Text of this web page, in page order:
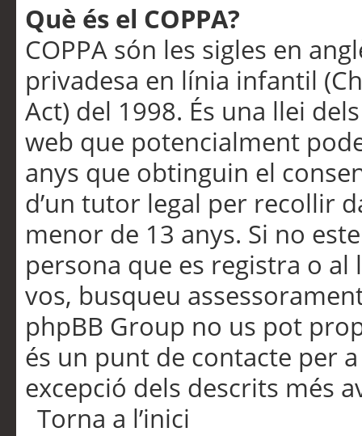
Què és el COPPA?
COPPA són les sigles en
privadesa en línia infantil
Act) del 1998. És una llei
web que potencialment
anys que obtinguin el
d’un tutor legal per recollir
menor de 13 anys. Si no
persona que es registra o
vos, busqueu
phpBB Group no us pot
és un punt de contacte per
excepció dels descrits més
Torna a l’inici